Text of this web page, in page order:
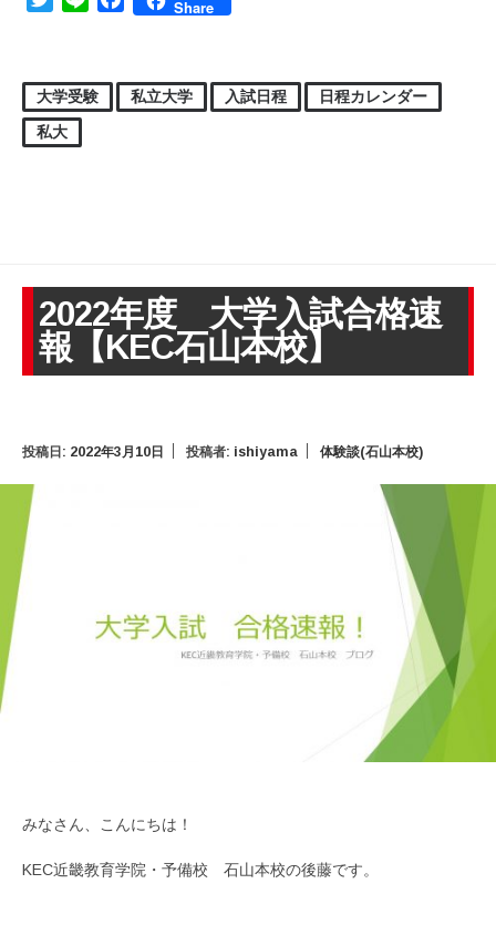
Share
大学受験 私立大学 入試日程
日程カレンダー
私大
2022年度 大学入試合格速
報【KEC石山本校】
投稿日: 2022年3月10日 投稿者: ishiyama 体験談(石山本校)
みなさん、こんにちは！
KEC近畿教育学院・予備校 石山本校の後藤です。